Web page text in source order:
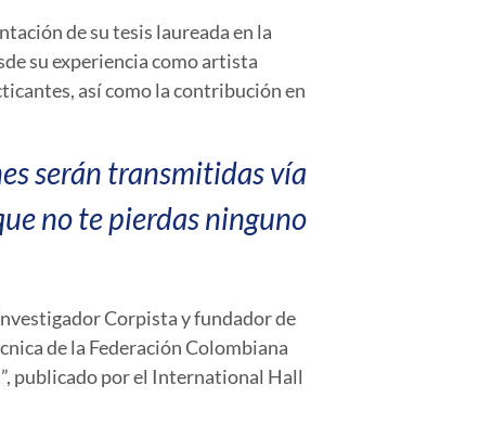
de su tesis laureada en la
su experiencia como artista
así como la contribución en
serán transmitidas vía
no te pierdas ninguno
Corpista y fundador de
de la Federación Colombiana
publicado por el International Hall